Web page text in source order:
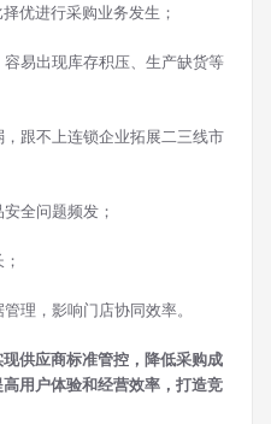
优进行采购业务发生；
易出现库存积压、生产缺货等
跟不上连锁企业拓展二三线市
全问题频发；
理，影响门店协同效率。
供应商标准管控，降低采购成
用户体验和经营效率，打造竞